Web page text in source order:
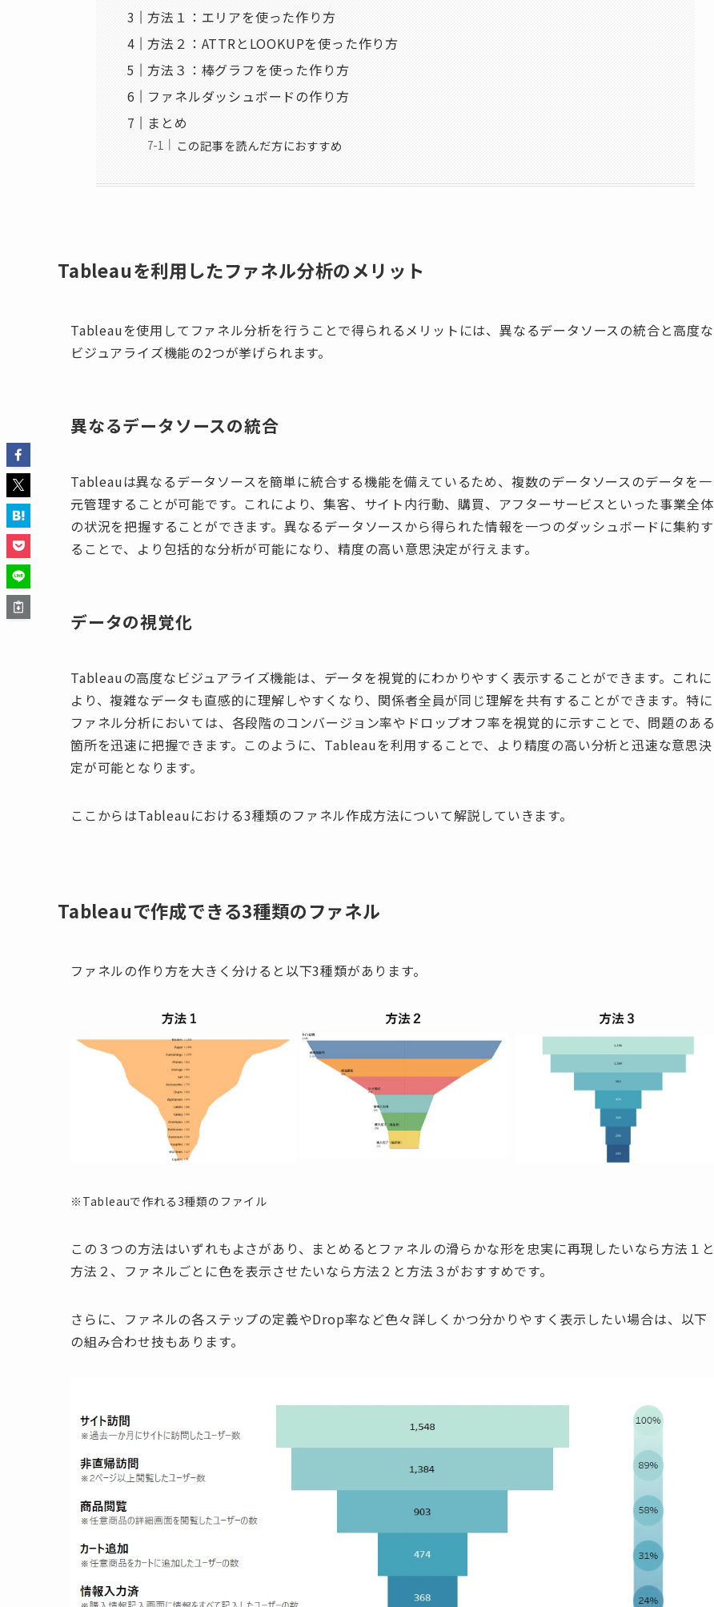
方法１：エリアを使った作り方
方法２：ATTRとLOOKUPを使った作り方
方法３：棒グラフを使った作り方
ファネルダッシュボードの作り方
まとめ
この記事を読んだ方におすすめ
Tableauを利用したファネル分析のメリット
Tableauを使用してファネル分析を行うことで得られるメリットには、異なるデータソースの統合と高度な
ビジュアライズ機能の2つが挙げられます。
異なるデータソースの統合
Tableauは異なるデータソースを簡単に統合する機能を備えているため、複数のデータソースのデータを一
元管理することが可能です。これにより、集客、サイト内行動、購買、アフターサービスといった事業全体
の状況を把握することができます。異なるデータソースから得られた情報を一つのダッシュボードに集約す
ることで、より包括的な分析が可能になり、精度の高い意思決定が行えます。
データの視覚化
Tableauの高度なビジュアライズ機能は、データを視覚的にわかりやすく表示することができます。これに
より、複雑なデータも直感的に理解しやすくなり、関係者全員が同じ理解を共有することができます。特に
ファネル分析においては、各段階のコンバージョン率やドロップオフ率を視覚的に示すことで、問題のある
箇所を迅速に把握できます。このように、Tableauを利用することで、より精度の高い分析と迅速な意思決
定が可能となります。
ここからはTableauにおける3種類のファネル作成方法について解説していきます。
Tableauで作成できる3種類のファネル
ファネルの作り方を大きく分けると以下3種類があります。
※Tableauで作れる3種類のファイル
この３つの方法はいずれもよさがあり、まとめるとファネルの滑らかな形を忠実に再現したいなら方法１と
方法２、ファネルごとに色を表示させたいなら方法２と方法３がおすすめです。
さらに、ファネルの各ステップの定義やDrop率など色々詳しくかつ分かりやすく表示したい場合は、以下
の組み合わせ技もあります。